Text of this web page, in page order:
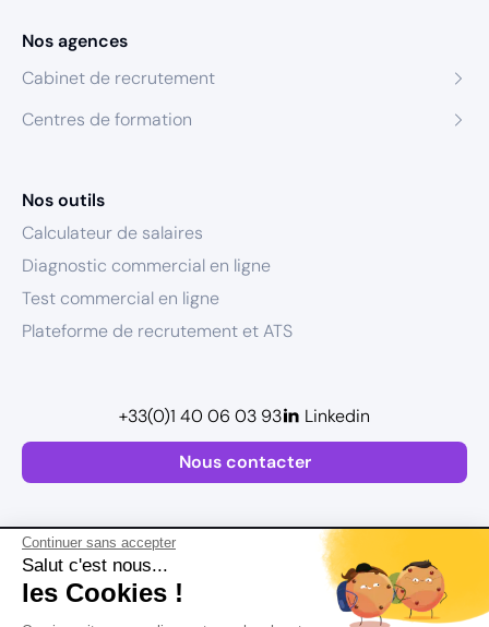
Continuer sans accepter
Salut c'est nous...
les Cookies !
Nos agences
Cabinet de recrutement
Centres de formation
Nos outils
Calculateur de salaires
Diagnostic commercial en ligne
Test commercial en ligne
Plateforme de recrutement et ATS
Nous contacter
+33(0)1 40 06 03 93 Linkedin